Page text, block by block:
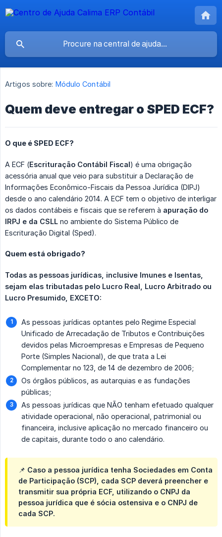
Artigos sobre: Módulo Contábil
Quem deve entregar o SPED ECF?
O que é SPED ECF?
A ECF (Escrituração Contábil Fiscal) é uma obrigação
acessória anual que veio para substituir a Declaração de
Informações Econômico-Fiscais da Pessoa Jurídica (DIPJ)
desde o ano calendário 2014. A ECF tem o objetivo de interligar
os dados contábeis e fiscais que se referem à apuração do
IRPJ e da CSLL no ambiente do Sistema Público de
Escrituração Digital (Sped).
Quem está obrigado?
Todas as pessoas jurídicas, inclusive Imunes e Isentas,
sejam elas tributadas pelo Lucro Real, Lucro Arbitrado ou
Lucro Presumido, EXCETO:
As pessoas jurídicas optantes pelo Regime Especial
Unificado de Arrecadação de Tributos e Contribuições
devidos pelas Microempresas e Empresas de Pequeno
Porte (Simples Nacional), de que trata a Lei
Complementar no 123, de 14 de dezembro de 2006;
Os órgãos públicos, as autarquias e as fundações
públicas;
As pessoas jurídicas que NÃO tenham efetuado qualquer
atividade operacional, não operacional, patrimonial ou
financeira, inclusive aplicação no mercado financeiro ou
de capitais, durante todo o ano calendário.
📌 Caso a pessoa jurídica tenha Sociedades em Conta
de Participação (SCP), cada SCP deverá preencher e
transmitir sua própria ECF, utilizando o CNPJ da
pessoa jurídica que é sócia ostensiva e o CNPJ de
cada SCP.